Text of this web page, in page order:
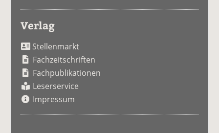
Verlag
Stellenmarkt
Fachzeitschriften
Fachpublikationen
Leserservice
Impressum